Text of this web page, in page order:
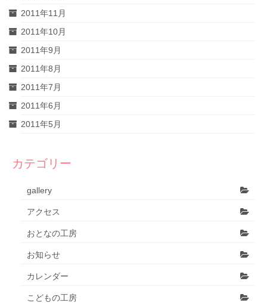
2011年11月
2011年10月
2011年9月
2011年8月
2011年7月
2011年6月
2011年5月
カテゴリー
gallery
アクセス
おとなの工房
お知らせ
カレンダー
こどもの工房